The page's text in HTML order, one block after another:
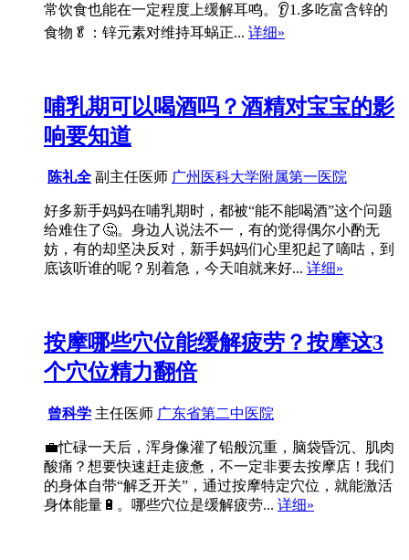
常饮食也能在一定程度上缓解耳鸣。👂1.多吃富含锌的
食物🥬：锌元素对维持耳蜗正... 详细»
哺乳期可以喝酒吗？酒精对宝宝的影
响要知道
陈礼全 副主任医师 广州医科大学附属第一医院
好多新手妈妈在哺乳期时，都被“能不能喝酒”这个问题
给难住了🤔。身边人说法不一，有的觉得偶尔小酌无
妨，有的却坚决反对，新手妈妈们心里犯起了嘀咕，到
底该听谁的呢？别着急，今天咱就来好... 详细»
按摩哪些穴位能缓解疲劳？按摩这3
个穴位精力翻倍
曾科学 主任医师 广东省第二中医院
💼忙碌一天后，浑身像灌了铅般沉重，脑袋昏沉、肌肉
酸痛？想要快速赶走疲惫，不一定非要去按摩店！我们
的身体自带“解乏开关”，通过按摩特定穴位，就能激活
身体能量🔋。哪些穴位是缓解疲劳... 详细»